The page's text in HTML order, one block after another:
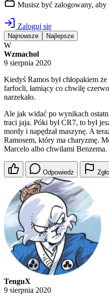
Musisz być zalogowany, aby
Zaloguj się
Najnowsze Najlepsze
W
Wzmachol
9 sierpnia 2020
Kiedyś Ramos był chłopakiem
farfocli, łamiący co chwilę
narzekało.
Ale jak widać po wynikach
traci jaja. Póki był CR7, to był
mordy i napędzał maszynę. A
Ramosem, który ma charyzmę.
Marcelo albo chwilami
Odpowiedz
TenguX
9 sierpnia 2020